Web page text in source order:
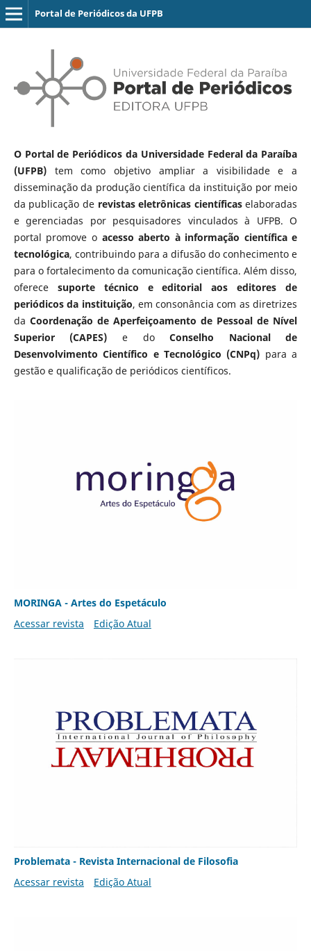
Portal de Periódicos da UFPB
O Portal de Periódicos da Universidade Federal da Paraíba
(UFPB)tem como objetivo ampliar a visibilidade e a
disseminação da produção científica da instituição por meio
da publicação de revistas eletrônicas científicaselaboradas
e gerenciadas por pesquisadores vinculados à UFPB. O
portal promove o acesso aberto à informação científica e
tecnológica, contribuindo para a difusão do conhecimento e
para o fortalecimento da comunicação científica. Além disso,
oferece suporte técnico e editorial aos editores de
periódicos da instituição, em consonância com as diretrizes
da Coordenação de Aperfeiçoamento de Pessoal de Nível
Superior (CAPES) e doConselho Nacional de
Desenvolvimento Científico e Tecnológico (CNPq) para a
gestão e qualificação de periódicos científicos.
MORINGA - Artes do Espetáculo
Acessar revista
Edição Atual
Problemata - Revista Internacional de Filosofia
Acessar revista
Edição Atual